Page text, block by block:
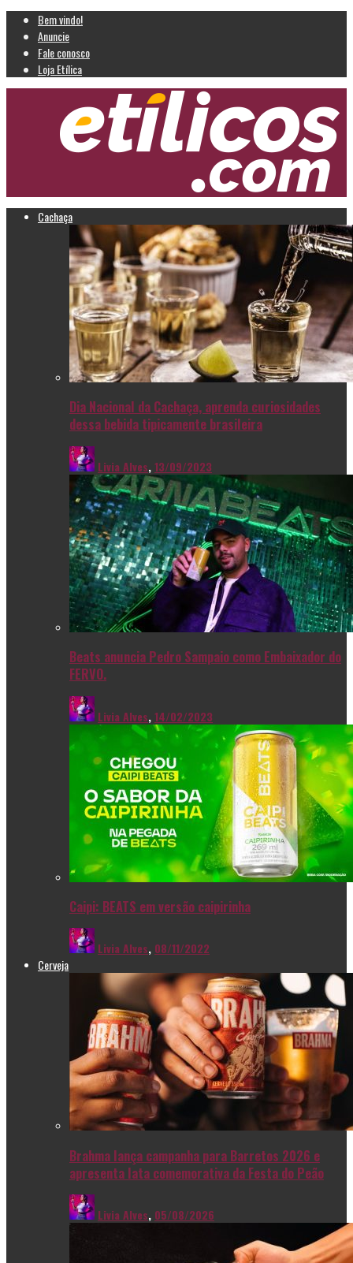
Bem vindo!
Anuncie
Fale conosco
Loja Etílica
Cachaça
Dia Nacional da Cachaça, aprenda curiosidades
dessa bebida tipicamente brasileira
Livia Alves,13/09/2023
Beats anuncia Pedro Sampaio como Embaixador do
FERVO.
Livia Alves,14/02/2023
Caipi: BEATS em versão caipirinha
Livia Alves, 08/11/2022
Cerveja
Brahma lança campanha para Barretos 2026 e
apresenta lata comemorativa da Festa do Peão
Livia Alves, 05/08/2026